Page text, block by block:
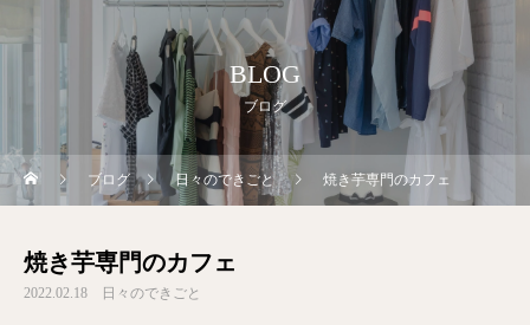
BLOG
ブログ
ブログ 日々のできごと 焼き芋専門のカフェ
焼き芋専門のカフェ
2022.02.18 日々のできごと